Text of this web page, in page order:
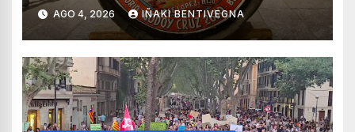
AGO 4, 2026 IÑAKI BENTIVEGNA